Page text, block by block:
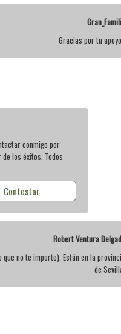
Gracias por tu
conmigo por
los éxitos. Todos
Contestar
Robert Ventura
no te importe). Están en la
de